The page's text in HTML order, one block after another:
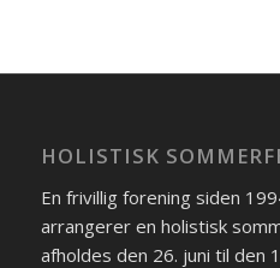
HOLISTISK
En frivillig forening siden
arrangerer en holistisk
afholdes den 26. juni til den